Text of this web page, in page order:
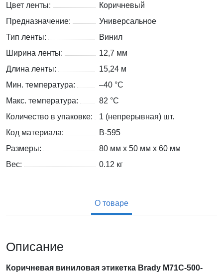
Цвет ленты:
Коричневый
Предназначение:
Универсальное
Тип ленты:
Винил
Ширина ленты:
12,7 мм
Длина ленты:
15,24 м
Мин. температура:
–40 °С
Макс. температура:
82 °С
Количество в упаковке:
1 (непрерывная) шт.
Код материала:
B-595
Размеры:
80 мм x 50 мм x 60 мм
Вес:
0.12 кг
О товаре
Описание
Коричневая виниловая этикетка Brady M71C-500-